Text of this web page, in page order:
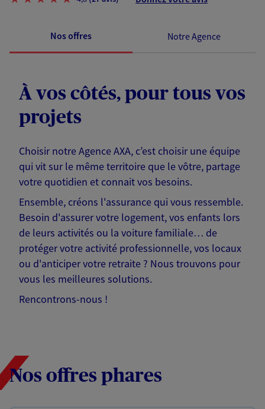
Nos offres Notre Agence
À vos côtés, pour tous vos
projets
Choisir notre Agence AXA, c’est choisir une équipe
qui vit sur le même territoire que le vôtre, partage
votre quotidien et connait vos besoins.
Ensemble, créons l'assurance qui vous ressemble.
Besoin d'assurer votre logement, vos enfants lors
de leurs activités ou la voiture familiale… de
protéger votre activité professionnelle, vos locaux
ou d'anticiper votre retraite ? Nous trouvons pour
vous les meilleures solutions.
Rencontrons-nous !
Nos offres phares